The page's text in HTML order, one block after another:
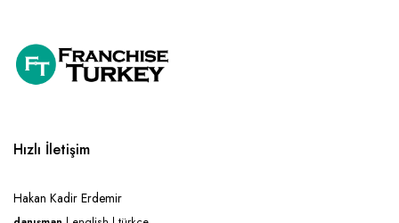
Hızlı İletişim
Hakan Kadir Erdemir